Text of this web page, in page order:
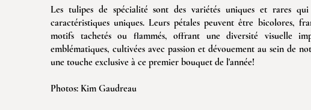
Les tulipes de spécialité sont des variétés uniques et rares
caractéristiques uniques. Leurs pétales peuvent être bicolores,
motifs tachetés ou flammés, offrant une diversité visuelle
emblématiques, cultivées avec passion et dévouement au sein de
une touche exclusive à ce premier bouquet de l'année!
Photos: Kim Gaudreau